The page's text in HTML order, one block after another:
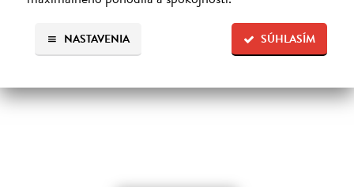
SÚHLASÍM
NASTAVENIA
Na stiahnutie akoMP3
15,95 €